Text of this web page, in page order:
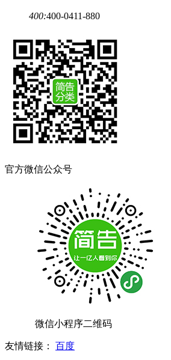
400:400-0411-880
官方微信公众号
微信小程序二维码
友情链接： 百度